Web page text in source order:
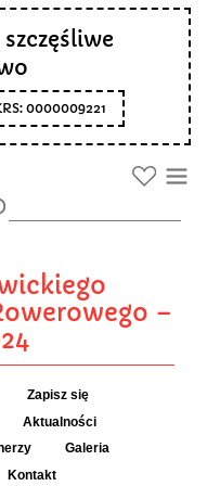
0000009221
–
Zapisz się
Aktualności
Galeria
Kontakt